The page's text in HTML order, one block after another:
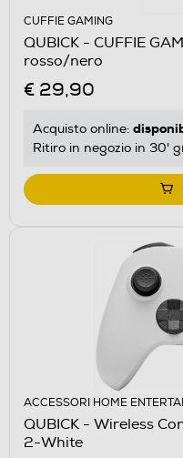
CUFFIE GAMING
QUBICK - CUFFIE
rosso/nero
€ 29,90
Acquisto online:
Ritiro in negozio in 30'
ACCESSORI HOME
QUBICK - Wireless
2-White